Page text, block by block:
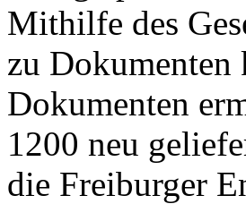
Mithilfe des
zu Dokumenten
Dokumenten
1200 neu
die Freiburger